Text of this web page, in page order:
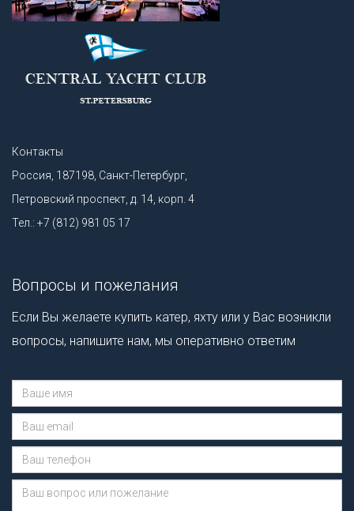
Контакты
Россия, 187198, Санкт-Петербург,
Петровский проспект, д. 14, корп. 4
Тел.: +7 (812) 981 05 17
Вопросы и пожелания
Если Вы желаете купить катер, яхту или у Вас возникли
вопросы, напишите нам, мы оперативно ответим